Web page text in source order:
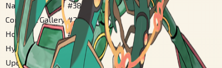
National #384
Conquest Gallery #200
Hoenn
#200
Hyperspace
#130
Updated Hoenn
#209